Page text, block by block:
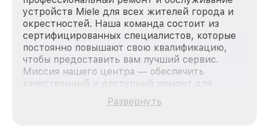
устройств Miele для всех жителей города и
окрестностей. Наша команда состоит из
сертифицированных специалистов, которые
постоянно повышают свою квалификацию,
чтобы предоставить вам лучший сервис.
Миссия нашего центра — обеспечить
качественный и доступный ремонт для
каждого пользователя продукции Miele, вне
зависимости от сложности поломки. Мы
Развернуть